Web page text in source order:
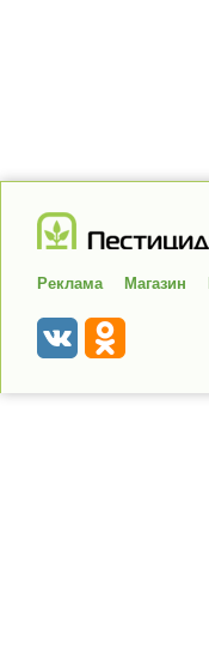
Реклама Магазин